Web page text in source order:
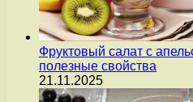
Фруктовый салат с
полезные свойства
21.11.2025